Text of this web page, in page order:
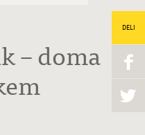
– doma
DELI